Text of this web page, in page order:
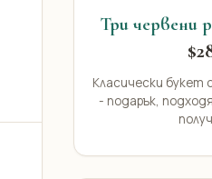
Три червени
Класически букет
- подарък,